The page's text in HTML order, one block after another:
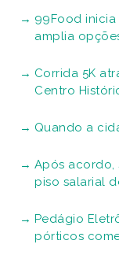
99Food inicia
amplia
Corrida 5K
Centro
Quando a
Após acordo,
piso salarial
Pedágio
pórticos